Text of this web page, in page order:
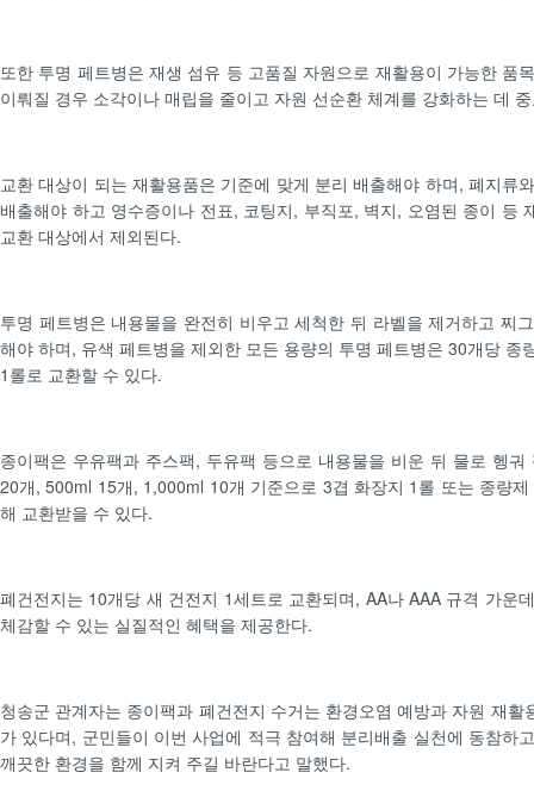
또한 투명 페트병은 재생 섬유 등 고품질 자원으로 재활용이 가능한 품
이뤄질 경우 소각이나 매립을 줄이고 자원 선순환 체계를 강화하는 데
교환 대상이 되는 재활용품은 기준에 맞게 분리 배출해야 하며, 폐지류
배출해야 하고 영수증이나 전표, 코팅지, 부직포, 벽지, 오염된 종이 등
교환 대상에서 제외된다.
투명 페트병은 내용물을 완전히 비우고 세척한 뒤 라벨을 제거하고 찌
해야 하며, 유색 페트병을 제외한 모든 용량의 투명 페트병은 30개당 종
1롤로 교환할 수 있다.
종이팩은 우유팩과 주스팩, 두유팩 등으로 내용물을 비운 뒤 물로 헹
20개, 500ml 15개, 1,000ml 10개 기준으로 3겹 화장지 1롤 또는 종량
해 교환받을 수 있다.
폐건전지는 10개당 새 건전지 1세트로 교환되며, AA나 AAA 규격 가운
체감할 수 있는 실질적인 혜택을 제공한다.
청송군 관계자는 종이팩과 폐건전지 수거는 환경오염 예방과 자원 재활
가 있다며, 군민들이 이번 사업에 적극 참여해 분리배출 실천에 동참하
깨끗한 환경을 함께 지켜 주길 바란다고 말했다.